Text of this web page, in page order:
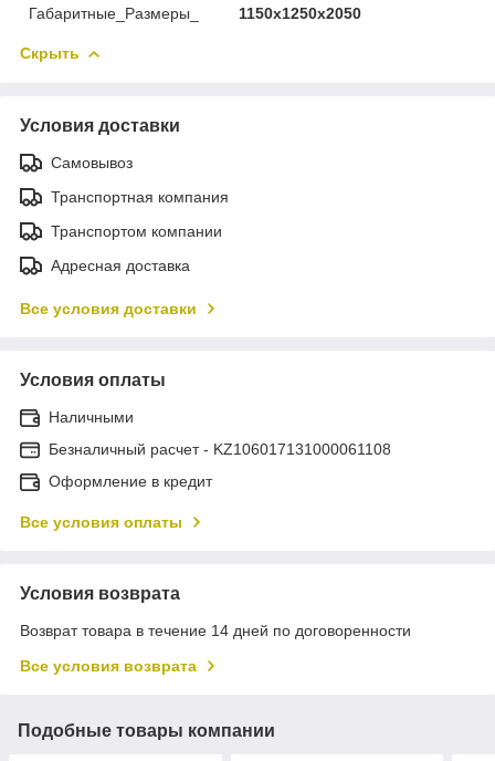
Габаритные_Размеры_
1150х1250х2050
Скрыть
Условия доставки
Самовывоз
Транспортная компания
Транспортом компании
Адресная доставка
Все условия доставки
Условия оплаты
Наличными
Безналичный расчет - KZ106017131000061108
Оформление в кредит
Все условия оплаты
Условия возврата
Возврат товара в течение 14 дней по договоренности
Все условия возврата
Подобные товары компании